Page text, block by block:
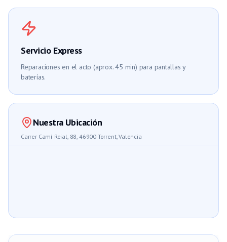
Servicio Express
Reparaciones en el acto (aprox. 45 min) para pantallas y
baterías.
Nuestra Ubicación
Carrer Camí Reial, 88, 46900 Torrent, Valencia